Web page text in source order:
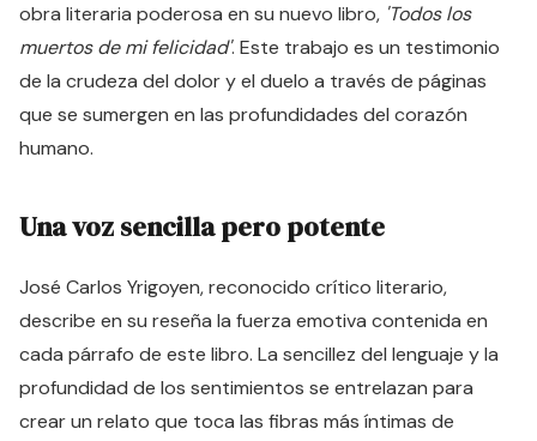
obra literaria poderosa en su nuevo libro, 'Todos los
muertos de mi felicidad'. Este trabajo es un testimonio
de la crudeza del dolor y el duelo a través de páginas
que se sumergen en las profundidades del corazón
humano.
Una voz sencilla pero potente
José Carlos Yrigoyen, reconocido crítico literario,
describe en su reseña la fuerza emotiva contenida en
cada párrafo de este libro. La sencillez del lenguaje y la
profundidad de los sentimientos se entrelazan para
crear un relato que toca las fibras más íntimas de